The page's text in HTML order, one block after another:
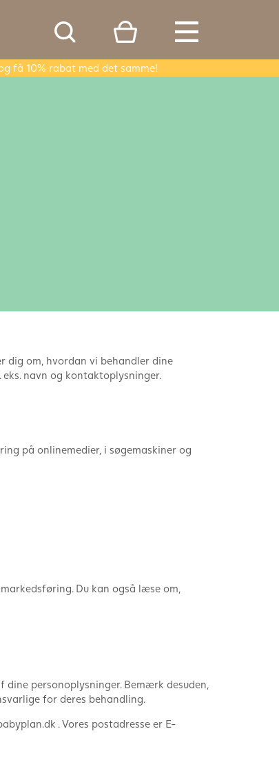
få 10% rabat med det samme!
dig om, hvordan vi behandler dine
navn og kontaktoplysninger.
på onlinemedier, i søgemaskiner og
Du kan også læse om,
personoplysninger. Bemærk desuden,
for deres behandling.
. Vores postadresse er E-